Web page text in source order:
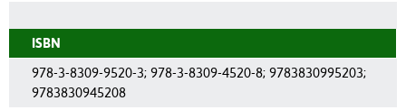
ISBN
978-3-8309-9520-3; 978-3-8309-4520-8; 9783830995203;
9783830945208